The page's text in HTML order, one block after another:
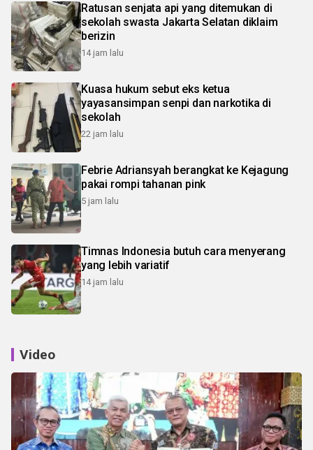
Ratusan senjata api yang ditemukan di
sekolah swasta Jakarta Selatan diklaim
berizin
14 jam lalu
Kuasa hukum sebut eks ketua
yayasansimpan senpi dan narkotika di
sekolah
22 jam lalu
Febrie Adriansyah berangkat ke Kejagung
pakai rompi tahanan pink
5 jam lalu
Timnas Indonesia butuh cara menyerang
yang lebih variatif
14 jam lalu
Video